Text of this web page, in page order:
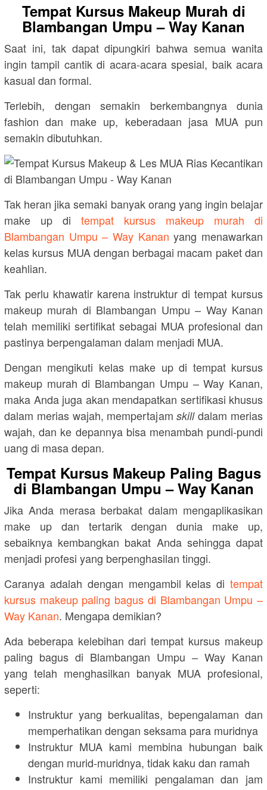
Tempat Kursus Makeup Murah di
Blambangan Umpu – Way Kanan
Saat ini, tak dapat dipungkiri bahwa semua wanita
ingin tampil cantik di acara-acara spesial, baik acara
kasual dan formal.
Terlebih, dengan semakin berkembangnya dunia
fashion dan make up, keberadaan jasa MUA pun
semakin dibutuhkan.
Tak heran jika semaki banyak orang yang ingin belajar
make up di tempat kursus makeup murah di
Blambangan Umpu – Way Kanan yang menawarkan
kelas kursus MUA dengan berbagai macam paket dan
keahlian.
Tak perlu khawatir karena instruktur di tempat kursus
makeup murah di Blambangan Umpu – Way Kanan
telah memiliki sertifikat sebagai MUA profesional dan
pastinya berpengalaman dalam menjadi MUA.
Dengan mengikuti kelas make up di tempat kursus
makeup murah di Blambangan Umpu – Way Kanan,
maka Anda juga akan mendapatkan sertifikasi khusus
dalam merias wajah, mempertajamskilldalam merias
wajah, dan ke depannya bisa menambah pundi-pundi
uang di masa depan.
Tempat Kursus Makeup Paling Bagus
di Blambangan Umpu – Way Kanan
Jika Anda merasa berbakat dalam mengaplikasikan
make up dan tertarik dengan dunia make up,
sebaiknya kembangkan bakat Anda sehingga dapat
menjadi profesi yang berpenghasilan tinggi.
Caranya adalah dengan mengambil kelas di tempat
kursus makeup paling bagus di Blambangan Umpu –
Way Kanan. Mengapa demikian?
Ada beberapa kelebihan dari tempat kursus makeup
paling bagus di Blambangan Umpu – Way Kanan
yang telah menghasilkan banyak MUA profesional,
seperti:
Instruktur yang berkualitas, bepengalaman dan
memperhatikan dengan seksama para muridnya
Instruktur MUA kami membina hubungan baik
dengan murid-muridnya, tidak kaku dan ramah
Instruktur kami memiliki pengalaman dan jam